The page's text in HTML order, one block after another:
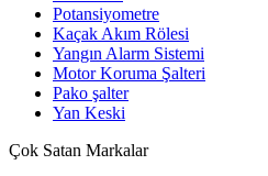
Potansiyometre
Kaçak Akım Rölesi
Yangın Alarm Sistemi
Motor Koruma Şalteri
Pako şalter
Yan Keski
Çok Satan Markalar